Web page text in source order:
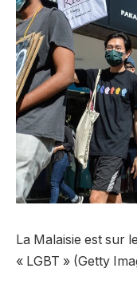
La Malaisie est sur
« LGBT » (Getty